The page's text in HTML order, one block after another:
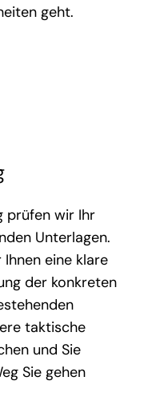
geht.
prüfen wir Ihr
Unterlagen.
eine klare
der konkreten
taktische
und Sie
Sie gehen